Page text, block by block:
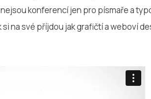
konferencí jen pro písmaře a
na své příjdou jak grafičtí a weboví